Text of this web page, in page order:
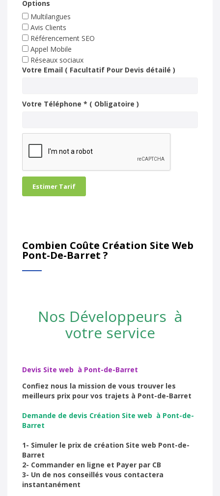
Options
Multilangues
Avis Clients
Référencement SEO
Appel Mobile
Réseaux sociaux
Votre Email ( Facultatif Pour Devis détailé )
Votre Téléphone * ( Obligatoire )
Estimer Tarif
Combien Coûte Création Site Web
Pont-De-Barret ?
Nos Développeurs à
votre service
Devis Site web à Pont-de-Barret
Confiez nous la mission de vous trouver les
meilleurs prix pour vos trajets à Pont-de-Barret
Demande de devis Création Site web à Pont-de-
Barret
1- Simuler le prix de création Site web Pont-de-
Barret
2- Commander en ligne et Payer par CB
3- Un de nos conseillés vous contactera
instantanément